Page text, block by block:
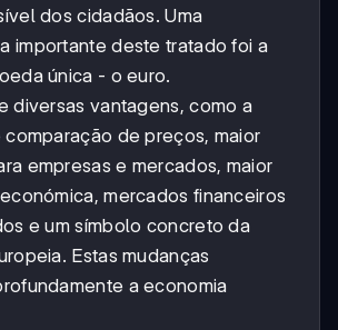
dos cidadãos. Uma
importante deste tratado foi a
única - o euro.
diversas vantagens, como a
de preços, maior
empresas e mercados, maior
mercados financeiros
e um símbolo concreto da
Estas mudanças
a economia